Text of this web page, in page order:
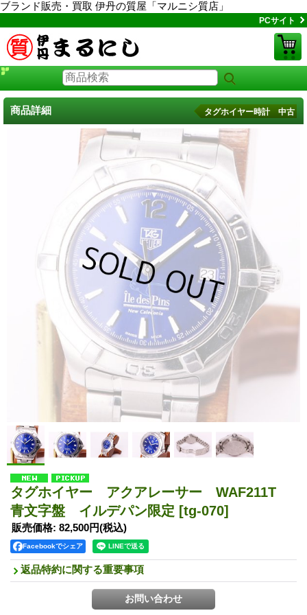
ブランド販売・買取 伊丹の質屋「マルニシ質店」
PCサイト
商品詳細 タグホイヤー時計 中古
タグホイヤー アクアレーサー WAF211T
青文字盤 イルデパン限定 [tg-070]
販売価格: 82,500円(税込)
Facebookでシェア
返品特約に関する重要事項